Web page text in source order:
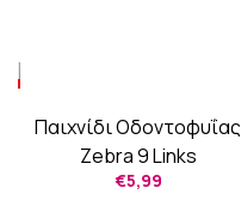
Παιχνίδι Οδοντοφυΐας
Zebra 9 Links
€5,99